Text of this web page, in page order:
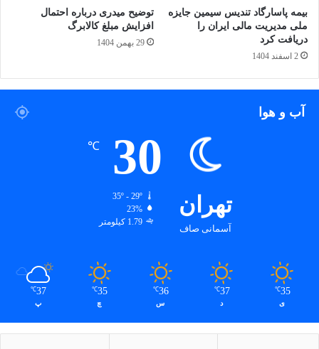
جشنواره آرتونیست
دبیر بخش عکس عکاسی با موبایل
علیرضا عطاریانی
بیمه پاسارگاد تندیس سیمین جایزه
ملی مدیریت مالی ایران را
دریافت کرد
2 اسفند 1404
توضیح میدری درباره احتمال
افزایش مبلغ کالابرگ
29 بهمن 1404
آب و هوا
تهران
آسمانی صاف
30
℃
35º - 29º
23%
1.79 کیلومتر
35
℃
ی
37
℃
د
36
℃
س
35
℃
چ
37
℃
پ